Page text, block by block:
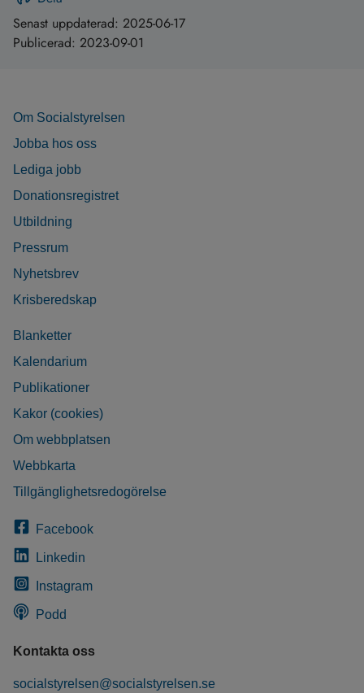
Senast uppdaterad: 2025-06-17
Publicerad: 2023-09-01
Om Socialstyrelsen
Jobba hos oss
Lediga jobb
Donationsregistret
Utbildning
Pressrum
Nyhetsbrev
Krisberedskap
Blanketter
Kalendarium
Publikationer
Kakor (cookies)
Om webbplatsen
Webbkarta
Tillgänglighetsredogörelse
Facebook
Linkedin
Instagram
Podd
Kontakta oss
socialstyrelsen@socialstyrelsen.se